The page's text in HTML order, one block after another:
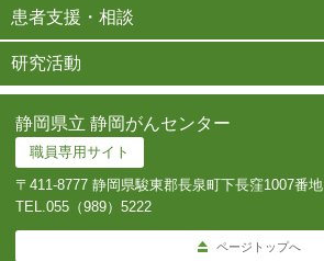
患者支援・相談
研究活動
静岡県立 静岡がんセンター
職員専用サイト
〒411-8777 静岡県駿東郡長泉町下長窪1007番地
TEL.055（989）5222
ページトップへ